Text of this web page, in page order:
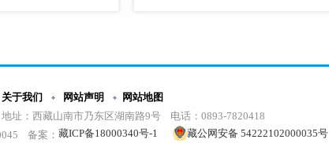
关于我们 网站声明
网站地图
址：西藏山南市乃东区湖南路9号 电话：0893-7820418
备案： 藏ICP备18000340号-1 藏公网安备 54222102000035号